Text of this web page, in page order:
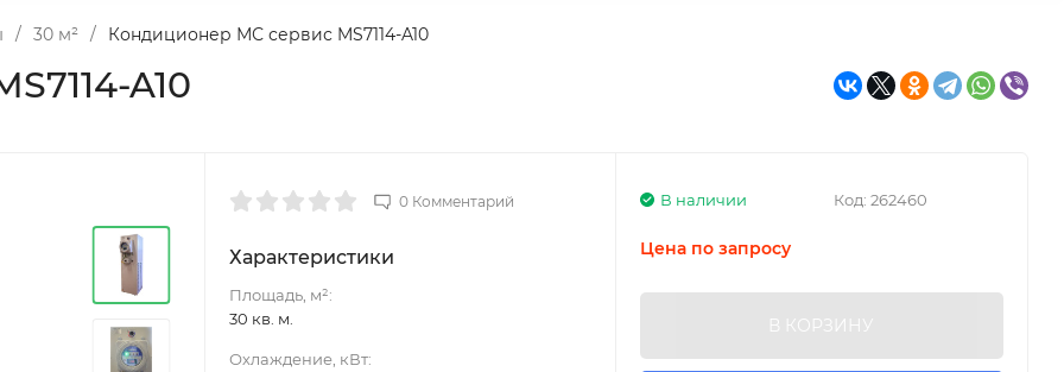
/ 30 м² / Кондиционер МС сервис MS7114-A10
A10
0 Комментарий
Характеристики
Площадь, м²:
30 кв. м.
Охлаждение, кВт:
Код: 262460
В наличии
Цена по запросу
В КОРЗИНУ